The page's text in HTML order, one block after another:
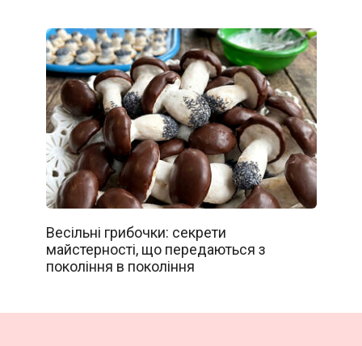
Весільні грибочки: секрети
майстерності, що передаються з
покоління в покоління